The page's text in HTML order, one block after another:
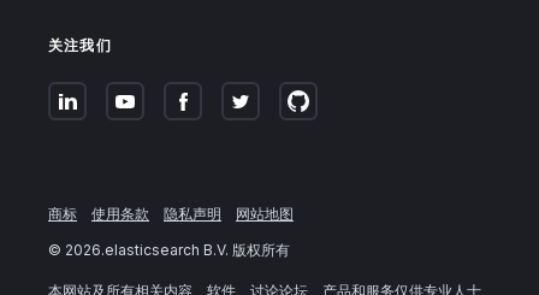
关注我们
商标 使用条款 隐私声明
网站地图
© 2026.elasticsearch B.V. 版权所有
本网站及所有相关内容、软件、讨论论坛、产品和服务仅供专业人士